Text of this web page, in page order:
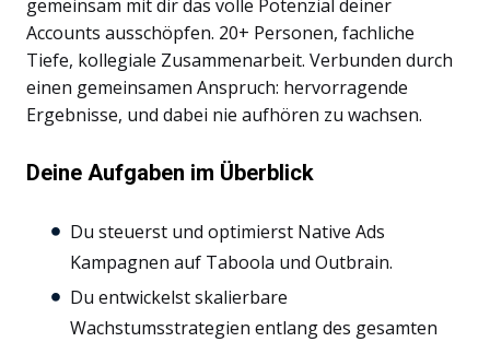
gemeinsam mit dir das volle Potenzial deiner
Accounts ausschöpfen. 20+ Personen, fachliche
Tiefe, kollegiale Zusammenarbeit. Verbunden durch
einen gemeinsamen Anspruch: hervorragende
Ergebnisse, und dabei nie aufhören zu wachsen.
Deine Aufgaben im Überblick
Du steuerst und optimierst Native Ads
Kampagnen auf Taboola und Outbrain.
Du entwickelst skalierbare
Wachstumsstrategien entlang des gesamten